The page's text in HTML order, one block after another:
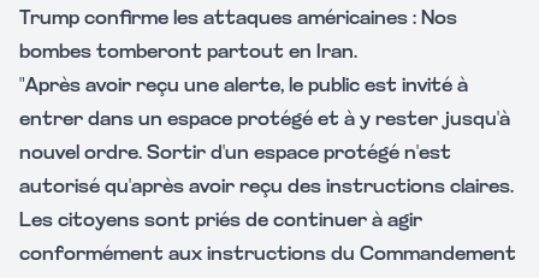
Trump confirme les attaques américaines : Nos
bombes tomberont partout en Iran.
"Après avoir reçu une alerte, le public est invité à
entrer dans un espace protégé et à y rester jusqu'à
nouvel ordre. Sortir d'un espace protégé n'est
autorisé qu'après avoir reçu des instructions claires.
Les citoyens sont priés de continuer à agir
conformément aux instructions du Commandement